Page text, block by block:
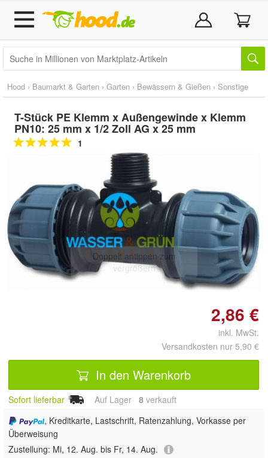
Hood › Baumarkt & Garten › Garten › Bewässern & Gießen › Sonstige
T-Stück PE Klemm x Außengewinde x Klemm
PN10: 25 mm x 1/2 Zoll AG x 25 mm
1
Doppelt antippen zum
vergrößern
2,86 €
inkl. MwSt.
Versandkosten nur 5,90 €
In den Warenkorb
Sofort lieferbar Auf Lager 8 verkauft
, Kreditkarte, Lastschrift, Ratenzahlung, Vorkasse per
Überweisung
Zustellung: Mi, 12. Aug. bis Fr, 14. Aug.